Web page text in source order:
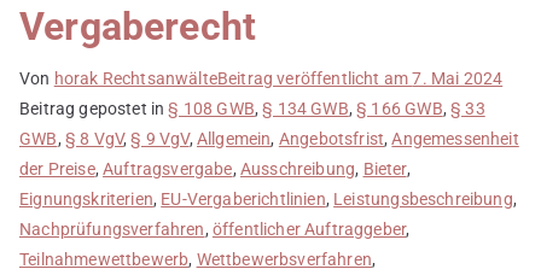
Vergaberecht
Von horak RechtsanwälteBeitrag veröffentlicht am7. Mai 2024
Beitrag gepostet in§ 108 GWB,§ 134 GWB,§ 166 GWB,§ 33
GWB, § 8 VgV,§ 9 VgV, Allgemein, Angebotsfrist,Angemessenheit
der Preise,Auftragsvergabe, Ausschreibung, Bieter,
Eignungskriterien, EU-Vergaberichtlinien, Leistungsbeschreibung,
Nachprüfungsverfahren, öffentlicher Auftraggeber,
Teilnahmewettbewerb, Wettbewerbsverfahren,